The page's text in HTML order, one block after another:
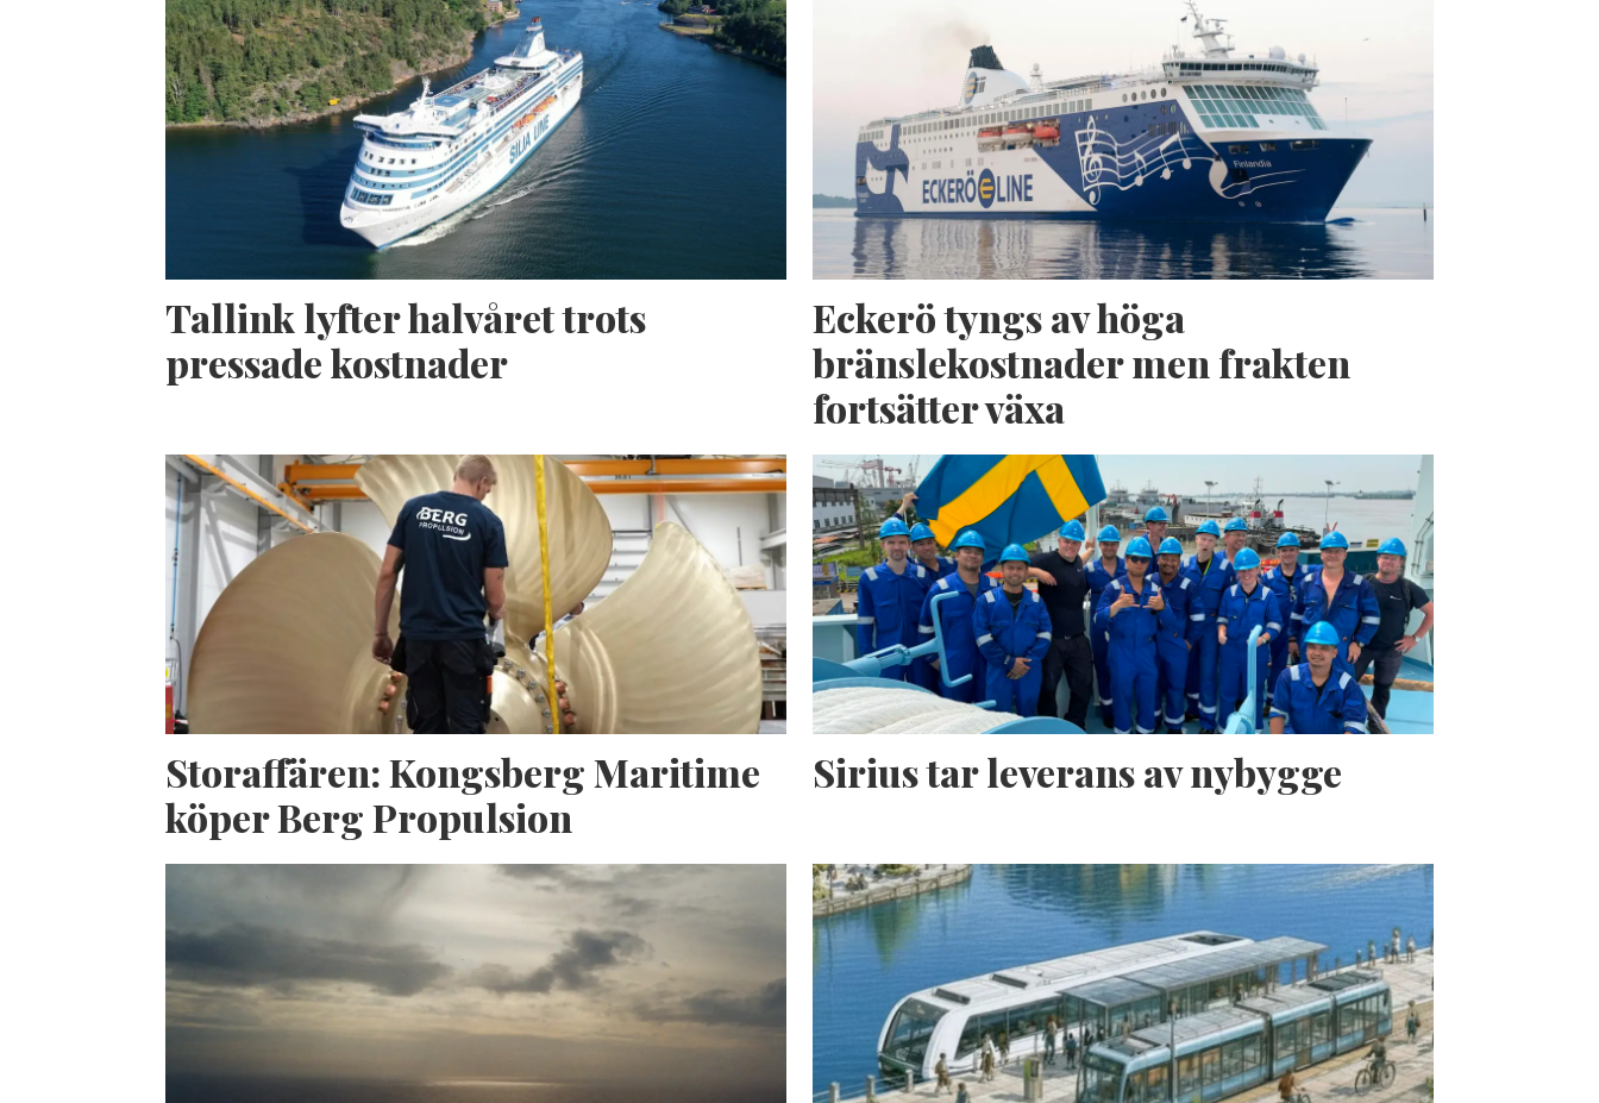
Tallink lyfter halvåret trots
pressade kostnader
Eckerö tyngs av höga
bränslekostnader men frakten
fortsätter växa
Storaffären: Kongsberg Maritime
köper Berg Propulsion
Sirius tar leverans av nybygge